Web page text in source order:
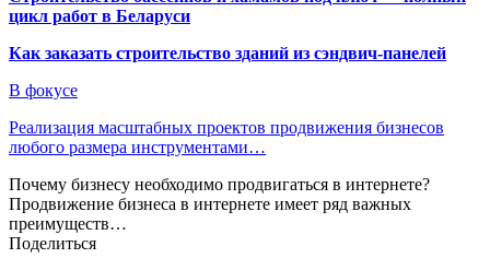
цикл работ в Беларуси
Как заказать строительство зданий из сэндвич-панелей
В фокусе
Реализация масштабных проектов продвижения бизнесов
любого размера инструментами…
Почему бизнесу необходимо продвигаться в интернете?
Продвижение бизнеса в интернете имеет ряд важных
преимуществ…
Поделиться